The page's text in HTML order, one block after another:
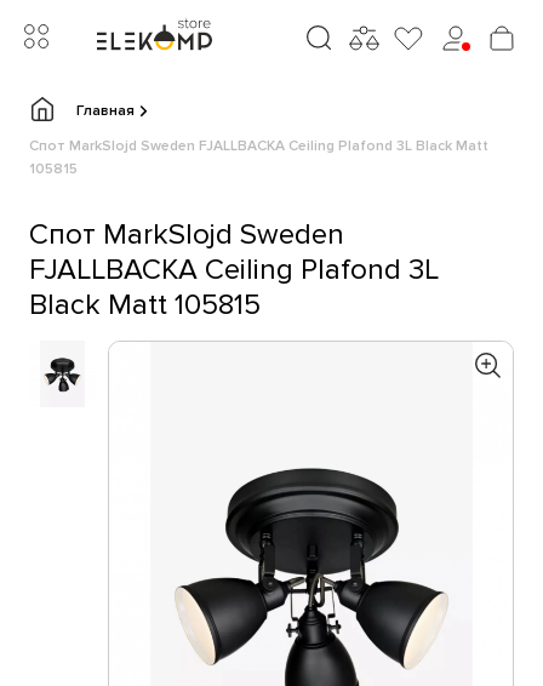
Главная
Спот MarkSlojd Sweden FJALLBACKA Ceiling Plafond 3L Black Matt
105815
Спот MarkSlojd Sweden
FJALLBACKA Ceiling Plafond 3L
Black Matt 105815